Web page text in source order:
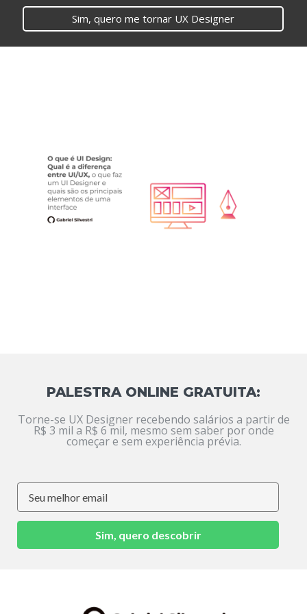
Sim, quero me tornar UX Designer
PALESTRA ONLINE GRATUITA:
Torne-se UX Designer recebendo salários a partir de
R$ 3 mil a R$ 6 mil, mesmo sem saber por onde
começar e sem experiência prévia.
Sim, quero descobrir